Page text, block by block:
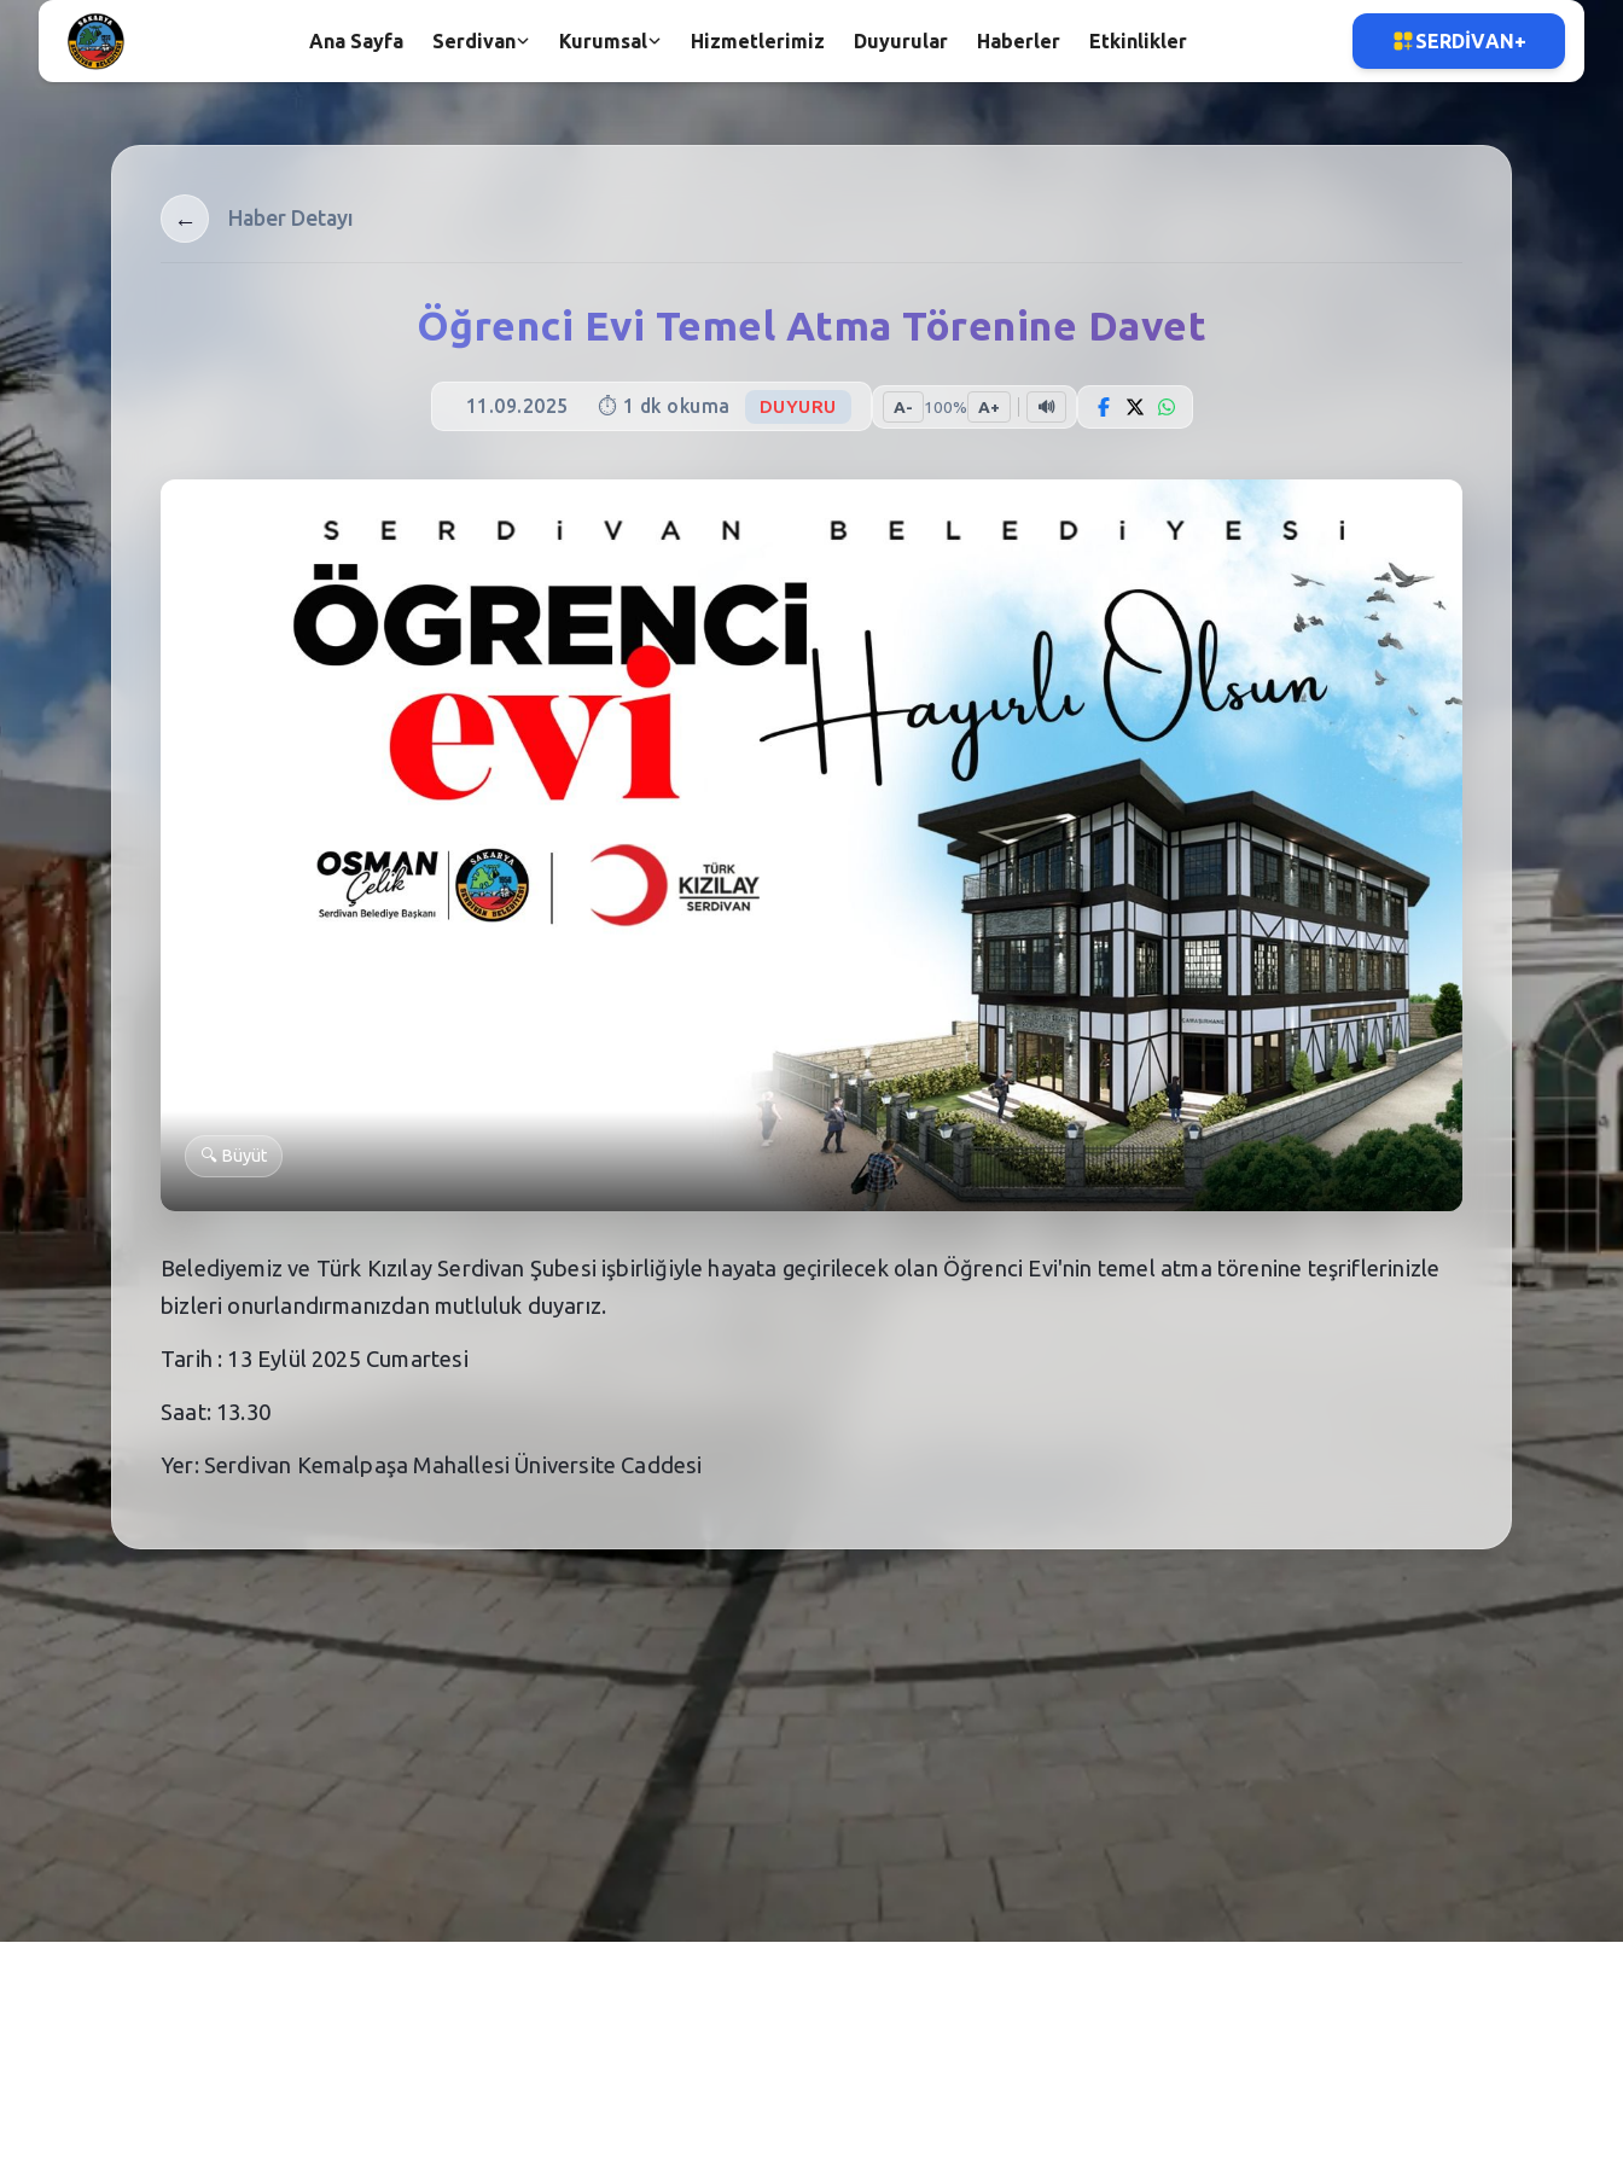
← Haber Detayı
Öğrenci Evi Temel Atma Törenine Davet
11.09.2025 ⏱️ 1 dk okuma DUYURU A- 100% A+ 🔊
🔍 Büyüt
Belediyemiz ve Türk Kızılay Serdivan Şubesi işbirliğiyle hayata geçirilecek olan Öğrenci Evi'nin temel atma törenine teşriflerinizle
bizleri onurlandırmanızdan mutluluk duyarız.
Tarih : 13 Eylül 2025 Cumartesi
Saat: 13.30
Yer: Serdivan Kemalpaşa Mahallesi Üniversite Caddesi
Ana Sayfa Serdivan Kurumsal Hizmetlerimiz Duyurular Haberler Etkinlikler SERDIVAN+